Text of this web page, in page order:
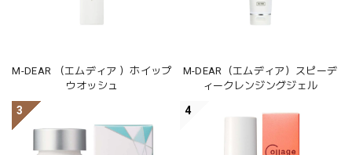
M-DEAR （エムディア ）ホイップ
ウオッシュ
M-DEAR（エムディア）スピーデ
ィークレンジングジェル
3 4